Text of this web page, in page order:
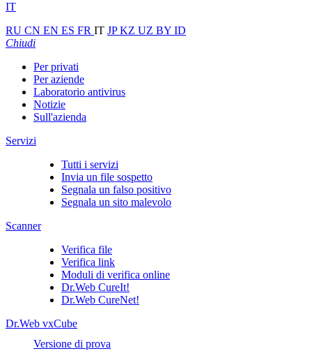
IT
RU CN EN ES FR IT JPKZ UZ BY ID
Chiudi
Per privati
Per aziende
Laboratorio antivirus
Notizie
Sull'azienda
Servizi
Tutti i servizi
Invia un file sospetto
Segnala un falso positivo
Segnala un sito malevolo
Scanner
Verifica file
Verifica link
Moduli di verifica online
Dr.Web CureIt!
Dr.Web CureNet!
Dr.Web vxCube
Versione di prova